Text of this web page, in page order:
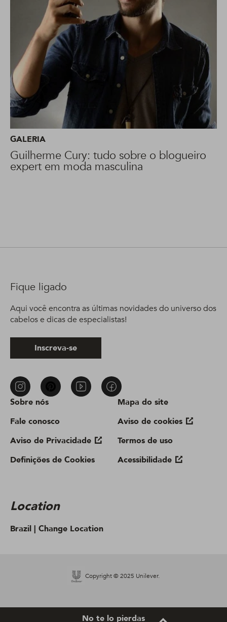
GALERIA
Guilherme Cury: tudo sobre o blogueiro
expert em moda masculina
Sobre nós
Fale conosco
Aviso de Privacidade
Definições de Cookies
Mapa do site
Aviso de cookies
Termos de uso
Acessibilidade
Location
Brazil | Change Location
Fique ligado
Aqui você encontra as últimas novidades do universo dos
cabelos e dicas de especialistas!
Inscreva-se
Copyright © 2025 Unilever.
No te lo pierdas